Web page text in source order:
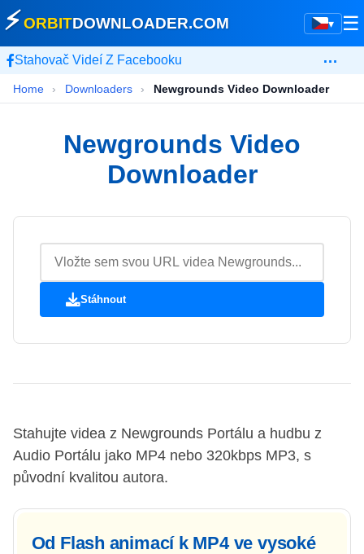
▾
⚡ORBITDOWNLOADER.COM ☰
Stahovač Videí Z Facebooku …
Home › Downloaders › Newgrounds Video Downloader
Newgrounds Video
Downloader
Stáhnout
Stahujte videa z Newgrounds Portálu a hudbu z
Audio Portálu jako MP4 nebo 320kbps MP3, s
původní kvalitou autora.
Od Flash animací k MP4 ve vysoké